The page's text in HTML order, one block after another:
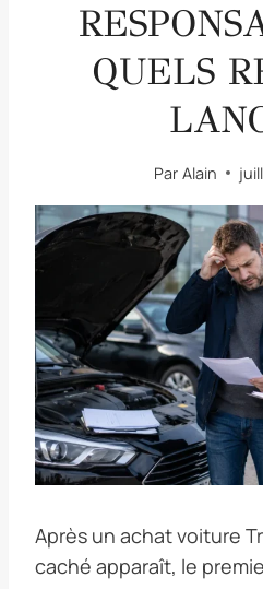
QUELS
Par Alain
Après un achat voiture
caché apparaît, le